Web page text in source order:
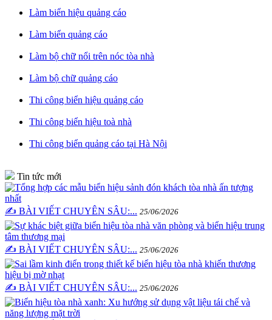
Làm biển hiệu quảng cáo
Làm biển quảng cáo
Làm bộ chữ nổi trên nóc tòa nhà
Làm bộ chữ quảng cáo
Thi công biển hiệu quảng cáo
Thi công biển hiệu toà nhà
Thi công biển quảng cáo tại Hà Nội
Tin tức mới
✍️ BÀI VIẾT CHUYÊN SÂU:... 25/06/2026
✍️ BÀI VIẾT CHUYÊN SÂU:... 25/06/2026
✍️ BÀI VIẾT CHUYÊN SÂU:... 25/06/2026